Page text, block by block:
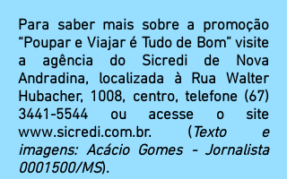
Para saber mais sobre a promoção
“Poupar e Viajar é Tudo de Bom” visite
a agência do Sicredi de Nova
Andradina, localizada à Rua Walter
Hubacher, 1008, centro, telefone (67)
3441-5544 ou acesse o site
www.sicredi.com.br.​ (Texto e
imagens: Acácio Gomes - Jornalista
0001500/MS).